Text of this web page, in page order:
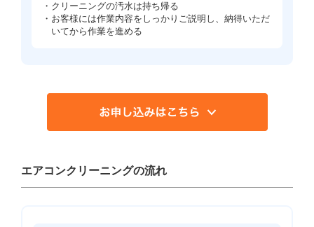
・クリーニングの汚水は持ち帰る
・お客様には作業内容をしっかりご説明し、納得いただ
いてから作業を進める
エアコンクリーニングの流れ